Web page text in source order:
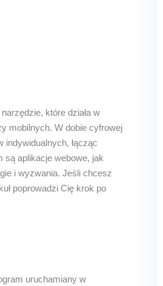
które działa w
mobilnych. W dobie cyfrowej
indywidualnych, łącząc
aplikacje webowe, jak
i wyzwania. Jeśli chcesz
poprowadzi Cię krok po
uruchamiany w
up
an account? Sign in